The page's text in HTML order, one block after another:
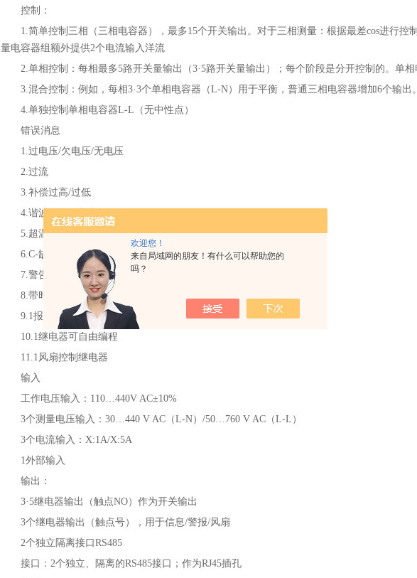
欢迎您！
来自局域网的朋友！有什么可以帮助您的
吗？
控制：
1.简单控制三相（三相电容器），最多15个开关输出。对于三相测量：根据最差cos进行控
量电容器组额外提供2个电流输入洋流
2.单相控制：每相最多5路开关量输出（3·5路开关量输出）；每个阶段是分开控制的。单相
3.混合控制：例如，每相3·3个单相电容器（L-N）用于平衡，普通三相电容器增加6个输出。
4.单独控制单相电容器L-L（无中性点）
错误消息
1.过电压/欠电压/无电压
2.过流
3.补偿过高/过低
4.谐波（THD超标）
5.超温
6.C-缺陷
7.警告开关操作
8.带时间戳的内部警报消息
9.1报警继电器
10.1继电器可自由编程
11.1风扇控制继电器
输入
工作电压输入：110…440V AC±10%
3个测量电压输入：30…440 V AC（L-N）/50…760 V AC（L-L）
3个电流输入：X:1A/X:5A
1外部输入
输出：
3·5继电器输出（触点NO）作为开关输出
3个继电器输出（触点号），用于信息/警报/风扇
2个独立隔离接口RS485
接口：2个独立、隔离的RS485接口；作为RJ45插孔